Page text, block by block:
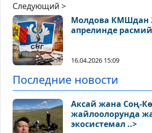
Следующий >
Молдова КМШдан
16.04.2026 15:09
Последние новости
Аксай жана Соң-
жайлоолорунда
экосистемал ..>